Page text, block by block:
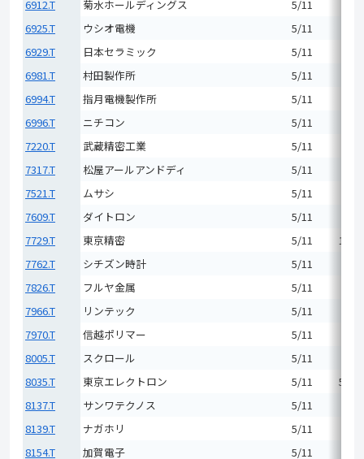
6912.T
菊水ホールディングス 5/11
6925.T
ウシオ電機 5/11
6929.T
日本セラミック 5/11
6981.T
村田製作所 5/11
6994.T
指月電機製作所 5/11
6996.T
ニチコン 5/11
7220.T
武蔵精密工業 5/11
7317.T
松屋アールアンドディ 5/11
7521.T
ムサシ 5/11
7609.T
ダイトロン 5/11
7729.T
東京精密 5/11
7762.T
シチズン時計 5/11
7826.T
フルヤ金属 5/11
7966.T
リンテック 5/11
7970.T
信越ポリマー 5/11
8005.T
スクロール 5/11
8035.T
東京エレクトロン 5/11
8137.T
サンワテクノス 5/11
8139.T
ナガホリ 5/11
8154.T
加賀電子 5/11